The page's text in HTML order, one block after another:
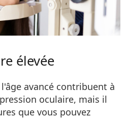
élevée
avancé contribuent à
oculaire, mais il
que vous pouvez